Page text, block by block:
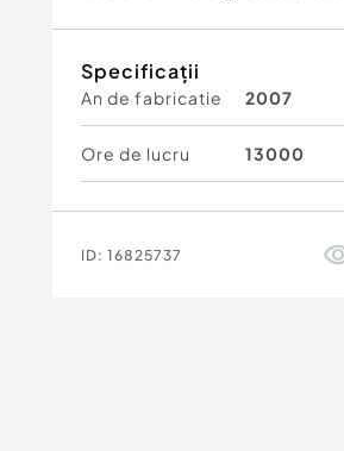
Specificații
An de fabricatie 2007
Ore de lucru 13000
ID: 16825737